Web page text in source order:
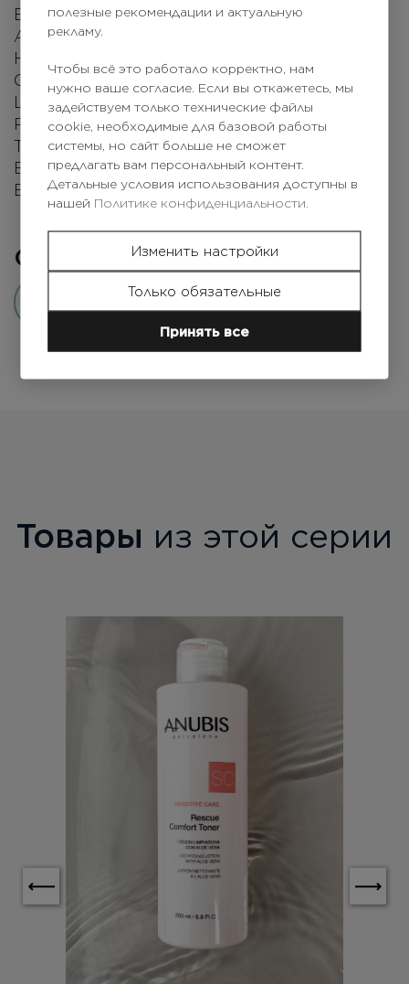
BARBADENSIS LEAF JUICE, INULIN, BENZYL
ALCOHOL, POLYSORBATE 20, SODIUM
HYDROXIDE, ALPHA-GLUCAN
OLIGOSACCHARIDE, SALICYLIC ACID,
LIMONENE, CENTELLA ASIATICA EXTRACT,
PARFUM (FRAGRANCE), SORBIC ACID,
TASMANNIA LANCEOLATA FRUIT/LEAF
EXTRACT, POTASSIUM SORBATE, SODIUM
BENZOATE, LINALOOL, GERANIOL, CITRAL.
Отзывы покупателей
Добавить отзыв
Товары из этой серии
полезные рекомендации и актуальную
рекламу.
Чтобы всё это работало корректно, нам
нужно ваше согласие. Если вы откажетесь, мы
задействуем только технические файлы
cookie, необходимые для базовой работы
системы, но сайт больше не сможет
предлагать вам персональный контент.
Детальные условия использования доступны в
нашей Политике конфиденциальности.
Изменить настройки
Только обязательные
Принять все